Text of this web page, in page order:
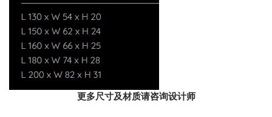
更多尺寸及材质请咨询设计师